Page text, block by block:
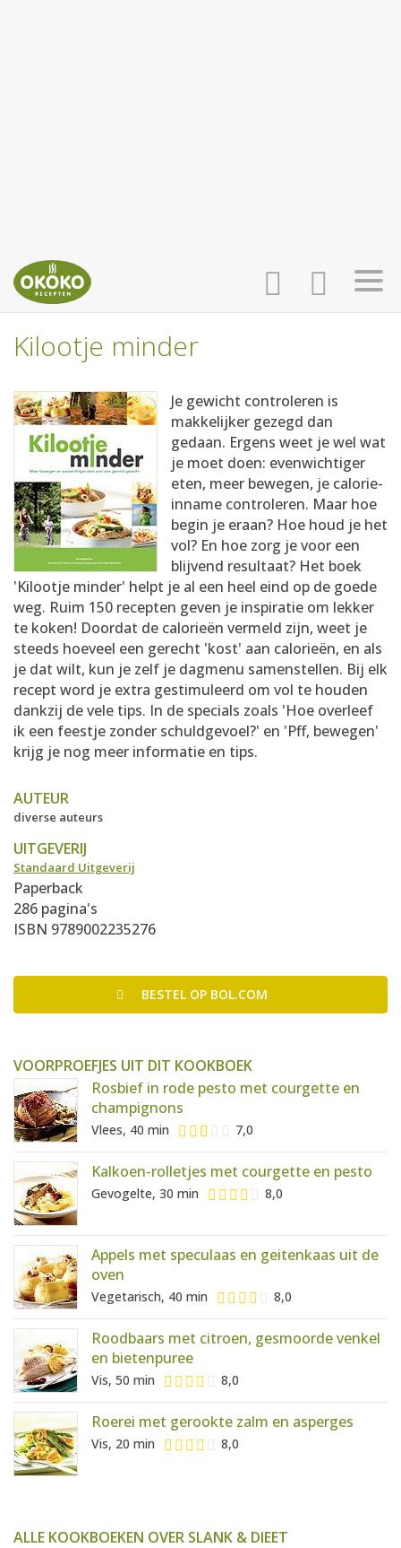
AANMELDEN
HOME
RECEPTEN
WEEKMENU'S
KOOKBOEKEN
Kilootje minder
Je gewicht controleren is
makkelijker gezegd dan
gedaan. Ergens weet je wel wat
je moet doen: evenwichtiger
eten, meer bewegen, je calorie-
inname controleren. Maar hoe
begin je eraan? Hoe houd je het
vol? En hoe zorg je voor een
blijvend resultaat? Het boek
'Kilootje minder' helpt je al een heel eind op de goede
weg. Ruim 150 recepten geven je inspiratie om lekker
te koken! Doordat de calorieën vermeld zijn, weet je
steeds hoeveel een gerecht 'kost' aan calorieën, en als
je dat wilt, kun je zelf je dagmenu samenstellen. Bij elk
recept word je extra gestimuleerd om vol te houden
dankzij de vele tips. In de specials zoals 'Hoe overleef
ik een feestje zonder schuldgevoel?' en 'Pff, bewegen'
krijg je nog meer informatie en tips.
AUTEUR
diverse auteurs
UITGEVERIJ
Standaard Uitgeverij
Paperback
286 pagina's
ISBN 9789002235276
BESTEL OP BOL.COM
VOORPROEFJES UIT DIT KOOKBOEK
Rosbief in rode pesto met courgette en
champignons
Vlees, 40 min 7,0
Kalkoen-rolletjes met courgette en pesto
Gevogelte, 30 min 8,0
Appels met speculaas en geitenkaas uit de
oven
Vegetarisch, 40 min 8,0
Roodbaars met citroen, gesmoorde venkel
en bietenpuree
Vis, 50 min 8,0
Roerei met gerookte zalm en asperges
Vis, 20 min 8,0
ALLE KOOKBOEKEN OVER SLANK & DIEET